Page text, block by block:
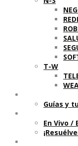
T-W
Guí­as y
En Vivo /